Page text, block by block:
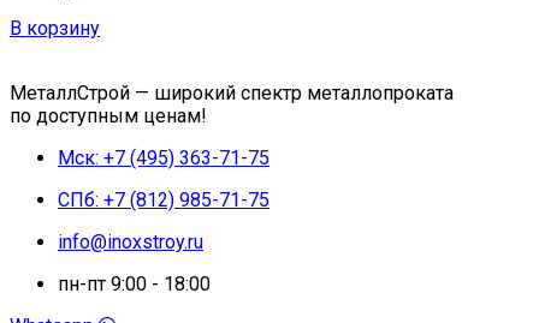
В корзину
МеталлСтрой — широкий спектр металлопроката
по доступным ценам!
Мск: +7 (495) 363-71-75
СПб: +7 (812) 985-71-75
info@inoxstroy.ru
пн-пт 9:00 - 18:00